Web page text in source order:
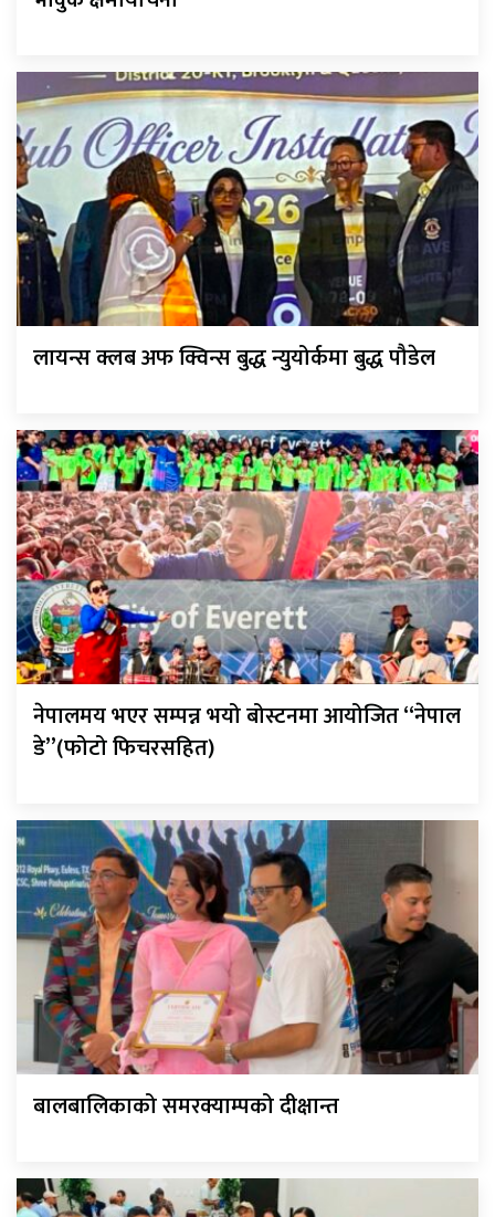
लायन्स क्लब अफ क्विन्स बुद्ध न्युयोर्कमा बुद्ध पौडेल
नेपालमय भएर सम्पन्न भयो बोस्टनमा आयोजित “नेपाल
डे”(फोटो फिचरसहित)
बालबालिकाको समरक्याम्पको दीक्षान्त